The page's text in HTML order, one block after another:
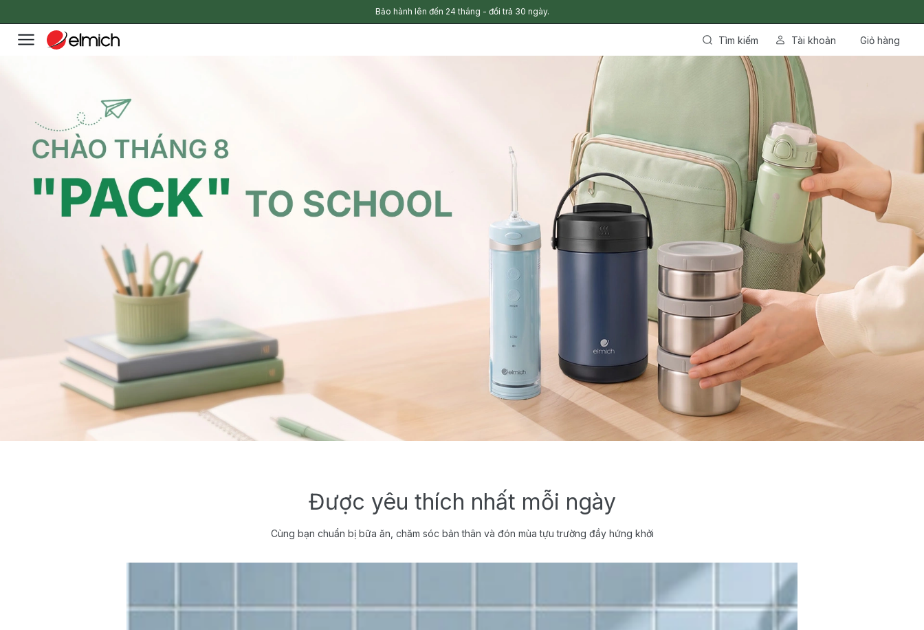
Bảo hành lên đến 24 tháng - đổi trả 30 ngày.
Tìm kiếm Tài khoản Giỏ hàng
Được yêu thích nhất mỗi ngày
Cùng bạn chuẩn bị bữa ăn, chăm sóc bản thân và đón mùa tựu trường đầy hứng khởi